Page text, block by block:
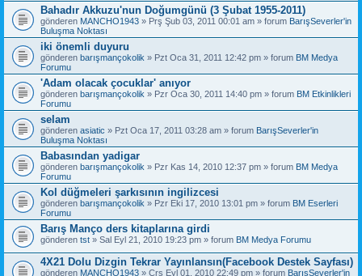
Bahadır Akkuzu'nun Doğumgünü (3 Şubat 1955-2011)
gönderen MANCHO1943 » Prş Şub 03, 2011 00:01 am » forum BarışSeverler'in
Buluşma Noktası
iki önemli duyuru
gönderen barışmançokolik » Pzt Oca 31, 2011 12:42 pm » forum BM Medya
Forumu
'Adam olacak çocuklar' anıyor
gönderen barışmançokolik » Pzr Oca 30, 2011 14:40 pm » forum BM Etkinlikleri
Forumu
selam
gönderen asiatic » Pzt Oca 17, 2011 03:28 am » forum BarışSeverler'in
Buluşma Noktası
Babasından yadigar
gönderen barışmançokolik » Pzr Kas 14, 2010 12:37 pm » forum BM Medya
Forumu
Kol düğmeleri şarkısının ingilizcesi
gönderen barışmançokolik » Pzr Eki 17, 2010 13:01 pm » forum BM Eserleri
Forumu
Barış Manço ders kitaplarına girdi
gönderen tst » Sal Eyl 21, 2010 19:23 pm » forum BM Medya Forumu
4X21 Dolu Dizgin Tekrar Yayınlansın(Facebook Destek Sayfası)
gönderen MANCHO1943 » Çrş Eyl 01, 2010 22:49 pm » forum BarışSeverler'in